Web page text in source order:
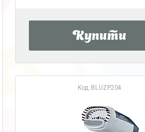
Купити
BLUZP204